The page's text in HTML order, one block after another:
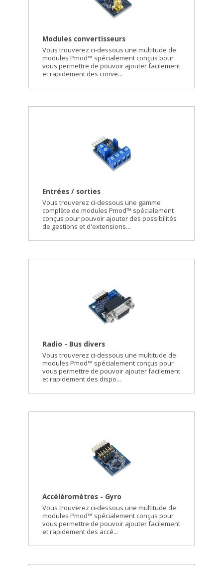
Modules convertisseurs
Vous trouverez ci-dessous une multitude de
modules Pmod™ spécialement conçus pour
vous permettre de pouvoir ajouter facilement
et rapidement des conve...
Entrées / sorties
Vous trouverez ci-dessous une gamme
complète de modules Pmod™ spécialement
conçus pour pouvoir ajouter des possibilités
de gestions et d'extensions...
Radio - Bus divers
Vous trouverez ci-dessous une multitude de
modules Pmod™ spécialement conçus pour
vous permettre de pouvoir ajouter facilement
et rapidement des dispo...
Accéléromètres - Gyro
Vous trouverez ci-dessous une multitude de
modules Pmod™ spécialement conçus pour
vous permettre de pouvoir ajouter facilement
et rapidement des accé...